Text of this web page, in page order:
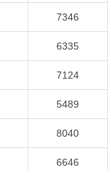
7346
6335
7124
5489
8040
6646